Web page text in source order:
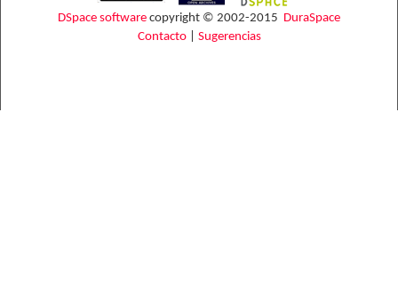
DSpace software copyright © 2002-2015 DuraSpace
Contacto| Sugerencias